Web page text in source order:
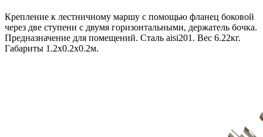
Крепление к лестничному маршу с помощью фланец боковой
через две ступени с двумя горизонтальными, держатель бочка.
Предназначение для помещений. Сталь aisi201. Вес 6.22кг.
Габариты 1.2х0.2х0.2м.